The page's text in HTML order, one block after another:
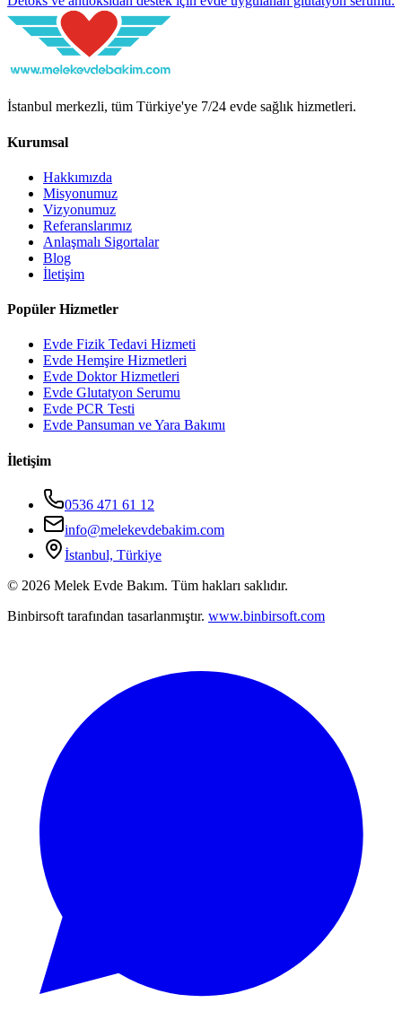
İstanbul merkezli, tüm Türkiye'ye 7/24 evde sağlık hizmetleri.
Kurumsal
Hakkımızda
Misyonumuz
Vizyonumuz
Referanslarımız
Anlaşmalı Sigortalar
Blog
İletişim
Popüler Hizmetler
Evde Fizik Tedavi Hizmeti
Evde Hemşire Hizmetleri
Evde Doktor Hizmetleri
Evde Glutatyon Serumu
Evde PCR Testi
Evde Pansuman ve Yara Bakımı
İletişim
0536 471 61 12
info@melekevdebakim.com
İstanbul, Türkiye
© 2026 Melek Evde Bakım. Tüm hakları saklıdır.
Binbirsoft tarafından tasarlanmıştır. www.binbirsoft.com